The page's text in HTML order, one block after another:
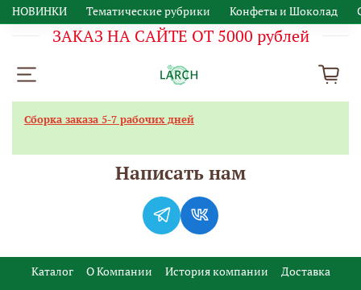
НОВИНКИ Тематические рубрики Конфеты и Шоколад
ЗАКАЗ НА САЙТЕ ОТ 5000 рублей
Каталог О Компании История компании
Доставка
Сборка заказа 5-7 рабочих дней
Написать нам